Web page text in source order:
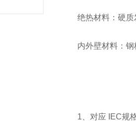
绝热材料：硬质
内外壁材料：钢
1、对应 IEC规格